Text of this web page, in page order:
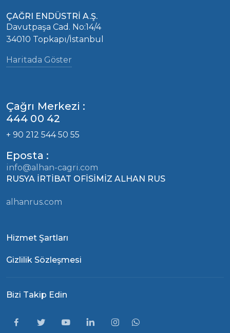
ÇAĞRI ENDÜSTRİ A.Ş.
Davutpaşa Cad. No:14/4
34010 Topkapı/İstanbul
Haritada Göster
Çağrı Merkezi :
444 00 42
+ 90 212 544 50 55
Eposta :
info@alhan-cagri.com
RUSYA İRTİBAT OFİSİMİZ ALHAN RUS
alhanrus.com
Hizmet Şartları
Gizlilik Sözleşmesi
Bizi Takip Edin